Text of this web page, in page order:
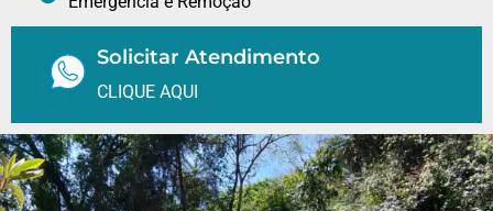
Solicitar Atendimento
CLIQUE AQUI